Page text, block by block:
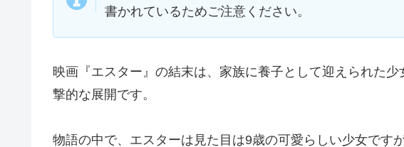
書かれているためご注意ください。
映画『エスター』の結末は、家族に養子として迎えられた
撃的な展開です。
物語の中で、エスターは見た目は9歳の可愛らしい少女です